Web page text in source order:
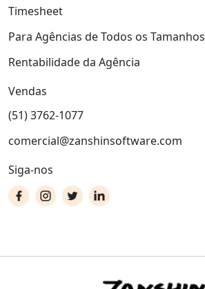
Timesheet
Para Agências de Todos os Tamanhos
Rentabilidade da Agência
Vendas
(51) 3762-1077
comercial@zanshinsoftware.com
Siga-nos